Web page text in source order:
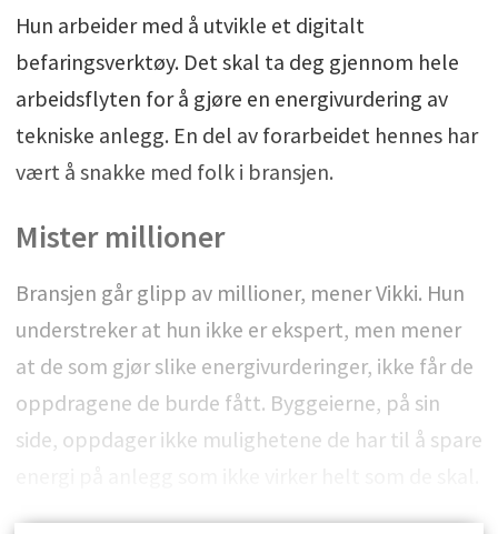
Hun arbeider med å utvikle et digitalt
befaringsverktøy. Det skal ta deg gjennom hele
arbeidsflyten for å gjøre en energivurdering av
tekniske anlegg. En del av forarbeidet hennes har
vært å snakke med folk i bransjen.
Mister millioner
Bransjen går glipp av millioner, mener Vikki. Hun
understreker at hun ikke er ekspert, men mener
at de som gjør slike energivurderinger, ikke får de
oppdragene de burde fått. Byggeierne, på sin
side, oppdager ikke mulighetene de har til å spare